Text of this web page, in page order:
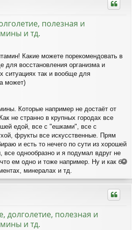
полезная и
и тд.
Какие можете порекомендовать в
для восстановления организма и
ситуациях так и вообще для
может)
Которые например не достаёт от
не странно в крупных городах все
едой, все с "ешками", все с
фрукты все искусственные. Прям
и есть то нечего по сути из хорошей
все однообразно и я подумал вдруг не
что ем одно и тоже например. Ну и как бы
минералах и тд.
р
н
долголетие, полезная и
и тд.